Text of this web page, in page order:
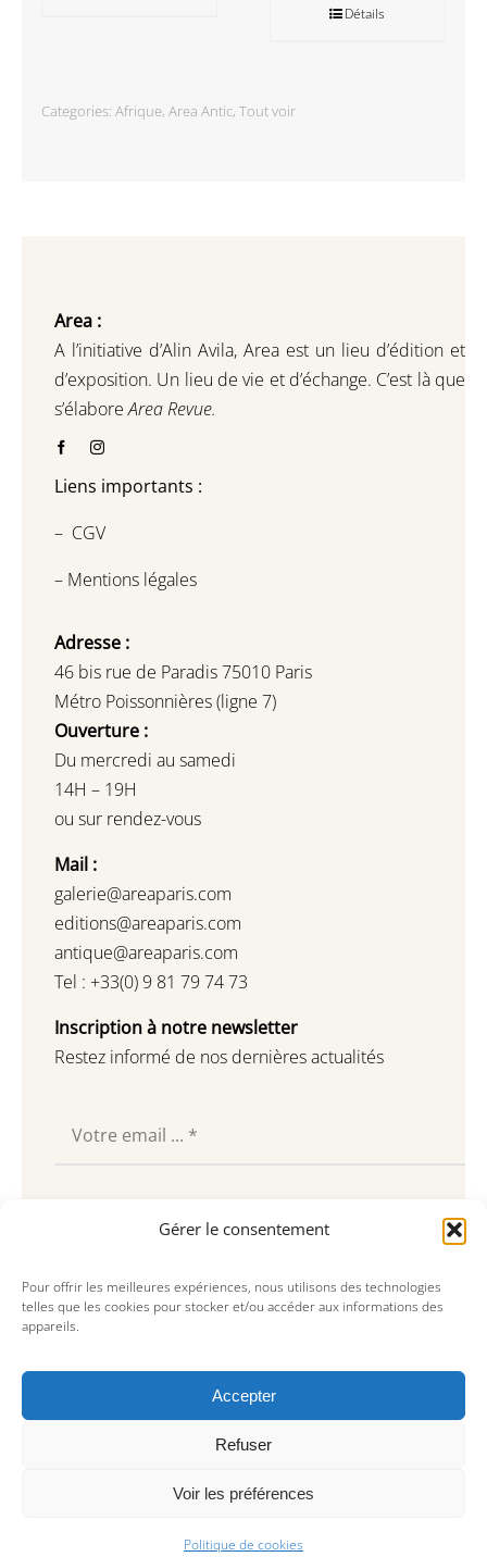
Gérer le consentement
Pour offrir les meilleures expériences, nous utilisons des technologies
telles que les cookies pour stocker et/ou accéder aux informations des
appareils.
Accepter
Refuser
Voir les préférences
Politique de cookies
Détails
Categories: Afrique, Area Antic, Tout voir
Area :
A l’initiative d’Alin Avila, Area est un lieu d’édition et
d’exposition. Un lieu de vie et d’échange. C’est là que
s’élaboreArea Revue.
Liens importants :
– CGV
– Mentions légales
Adresse :
46 bis rue de Paradis 75010 Paris
Métro Poissonnières (ligne 7)
Ouverture :
Du mercredi au samedi
14H – 19H
ou sur rendez-vous
Mail :
galerie@areaparis.com
editions@areaparis.com
antique@areaparis.com
Tel : +33(0) 9 81 79 74 73
Inscription à notre newsletter
Restez informé de nos dernières actualités
Souscrire
© Copyright 2023, AREA Paris